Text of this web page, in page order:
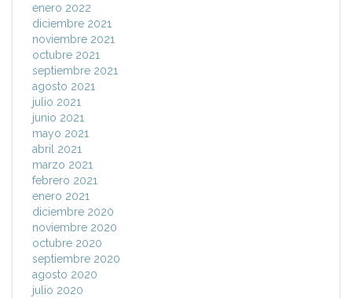
enero 2022
diciembre 2021
noviembre 2021
octubre 2021
septiembre 2021
agosto 2021
julio 2021
junio 2021
mayo 2021
abril 2021
marzo 2021
febrero 2021
enero 2021
diciembre 2020
noviembre 2020
octubre 2020
septiembre 2020
agosto 2020
julio 2020